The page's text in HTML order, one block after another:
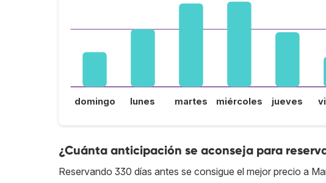
domingo lunes martes miércoles jueves
¿Cuánta anticipación se aconseja para
Reservando 330 días antes se consigue el mejor precio a